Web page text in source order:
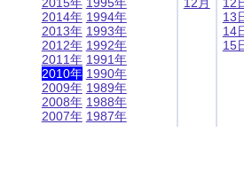
2014年
2013年
2012年
2011年
2010年
2009年
2008年
2007年
1994年
1993年
1992年
1991年
1990年
1989年
1988年
1987年
13
14
15